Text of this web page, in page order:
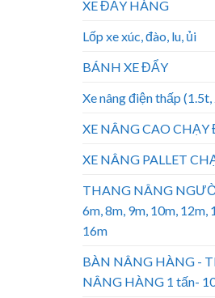
XE ĐẨY HÀNG
Lốp xe xúc, đào, lu, ủi
BÁNH XE ĐẨY
Xe nâng điện thấp
XE NÂNG CAO CHẠY
XE NÂNG PALLET
THANG NÂNG
6m, 8m, 9m, 10m, 12m,
16m
BÀN NÂNG HÀNG -
NÂNG HÀNG 1 tấn-